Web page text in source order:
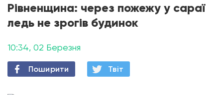
Рівненщина: через пожежу у сараї
ледь не зрогів будинок
10:34, 02 Березня
Поширити Твiт